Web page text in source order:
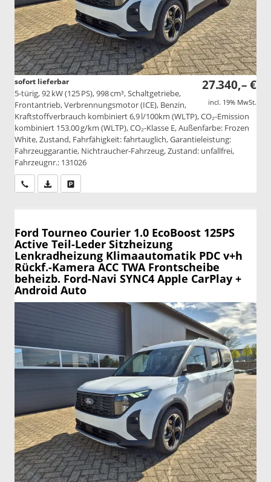
27.340,– €
incl. 19% MwSt.
sofort lieferbar
5-türig, 92 kW (125 PS), 998 cm³, Schaltgetriebe,
Frontantrieb, Verbrennungsmotor (ICE), Benzin,
Kraftstoffverbrauch kombiniert 6,9 l/100km (WLTP), CO₂-Emission
kombiniert 153.00 g/km (WLTP), CO₂-Klasse E, Außenfarbe: Frozen
White, Zustand, Fahrfähigkeit: fahrtauglich, Garantieleistung:
Fahrzeuggarantie, Nichtraucher-Fahrzeug, Zustand: unfallfrei,
Fahrzeugnr.: 131026
Wir rufen Sie anPDF-Datei, Fahrzeugexposé drucken
Ford Tourneo Courier 1.0 EcoBoost 125PS
Active Teil-Leder Sitzheizung
Lenkradheizung Klimaautomatik PDC v+h
Rückf.-Kamera ACC TWA Frontscheibe
beheizb. Ford-Navi SYNC4 Apple CarPlay +
Android Auto